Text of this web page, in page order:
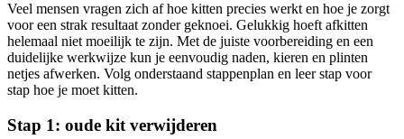
Veel mensen vragen zich af hoe kitten precies werkt en hoe je zorgt
voor een strak resultaat zonder geknoei. Gelukkig hoeft afkitten
helemaal niet moeilijk te zijn. Met de juiste voorbereiding en een
duidelijke werkwijze kun je eenvoudig naden, kieren en plinten
netjes afwerken. Volg onderstaand stappenplan en leer stap voor
stap hoe je moet kitten.
Stap 1: oude kit verwijderen